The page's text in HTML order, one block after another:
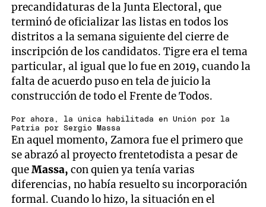
precandidaturas de la Junta Electoral, que
terminó de oficializar las listas en todos los
distritos a la semana siguiente del cierre de
inscripción de los candidatos. Tigre era el tema
particular, al igual que lo fue en 2019, cuando la
falta de acuerdo puso en tela de juicio la
construcción de todo el Frente de Todos.
Por ahora, la única habilitada en Unión por la
Patria por Sergio Massa
En aquel momento, Zamora fue el primero que
se abrazó al proyecto frentetodista a pesar de
queMassa, con quien ya tenía varias
diferencias, no había resuelto su incorporación
formal. Cuando lo hizo, la situación en el